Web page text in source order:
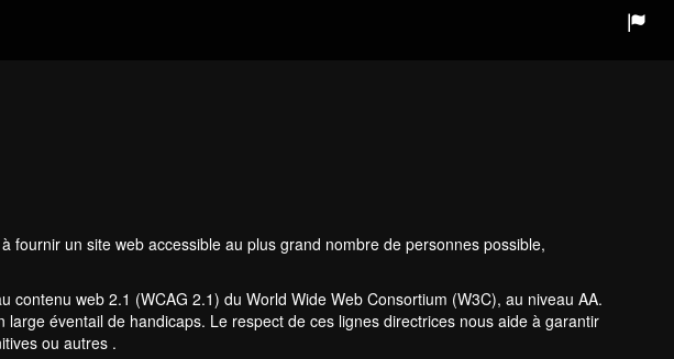
un site web accessible au plus grand nombre de personnes possible,
web 2.1 (WCAG 2.1) du World Wide Web Consortium (W3C), au niveau AA.
éventail de handicaps. Le respect de ces lignes directrices nous aide à garantir
ou autres .